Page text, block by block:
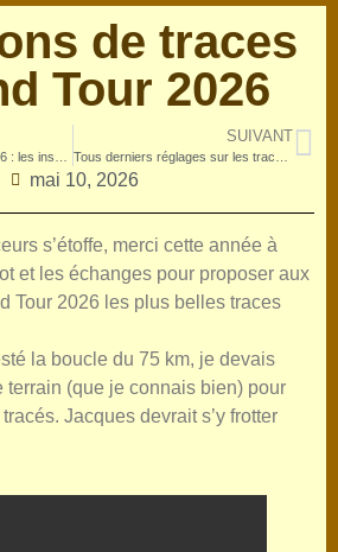
de traces
Tour 2026
SUIVANT
mai 10, 2026
s’étoffe, merci cette année à
et les échanges pour proposer aux
Tour 2026 les plus belles traces
la boucle du 75 km, je devais
terrain (que je connais bien) pour
Jacques devrait s’y frotter